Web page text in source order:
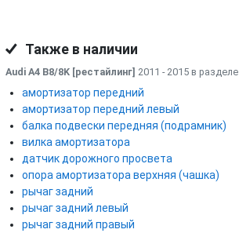
Также в наличии
Audi A4 B8/8K [рестайлинг] 2011 - 2015 в разделе
амортизатор передний
амортизатор передний левый
балка подвески передняя (подрамник)
вилка амортизатора
датчик дорожного просвета
опора амортизатора верхняя (чашка)
рычаг задний
рычаг задний левый
рычаг задний правый